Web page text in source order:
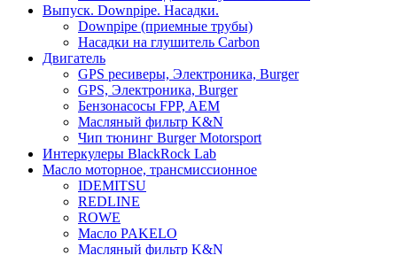
Выпуск. Downpipe. Насадки.
Downpipe (приемные трубы)
Насадки на глушитель Carbon
Двигатель
GPS ресиверы, Электроника, Burger
GPS, Электроника, Burger
Бензонасосы FPP, AEM
Масляный фильтр K&N
Чип тюнинг Burger Motorsport
Интеркулеры BlackRock Lab
Масло моторное, трансмиссионное
IDEMITSU
REDLINE
ROWE
Масло PAKELO
Масляный фильтр K&N